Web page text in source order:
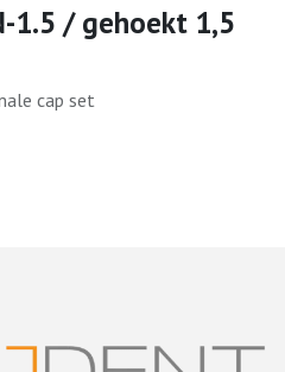
1.5 / gehoekt 1,5
cap set